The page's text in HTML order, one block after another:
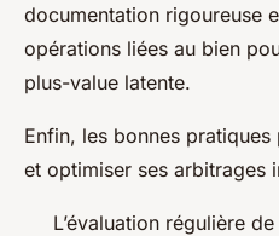
documentation rigoureuse
opérations liées au bien
plus-value latente.
Enfin, les bonnes
et optimiser ses arbitrages
L’évaluation régulière